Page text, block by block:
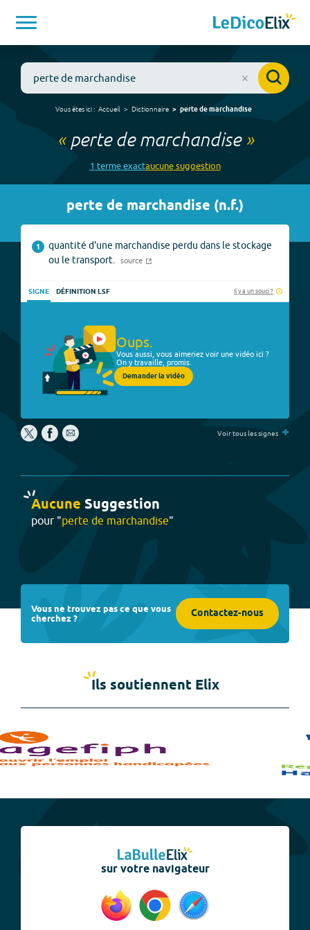
Vous êtes ici : Accueil Dictionnaire perte de marchandise
« perte de marchandise»
1 termeexactaucunesuggestion
perte de marchandise (n.f.)
1
quantité d'une marchandise perdu dans le stockage
ou le transport.
source
SIGNE DÉFINITION LSF Il y a un souci ?
Oups.
Vous aussi, vous aimeriez voir une vidéo ici ?
On y travaille, promis.
Demander la vidéo
Voir tous les signes +
Aucune Suggestion
pour "perte de marchandise"
Vous ne trouvez pas ce que vous
cherchez ? Contactez-nous
Ils soutiennent Elix
sur votre navigateur